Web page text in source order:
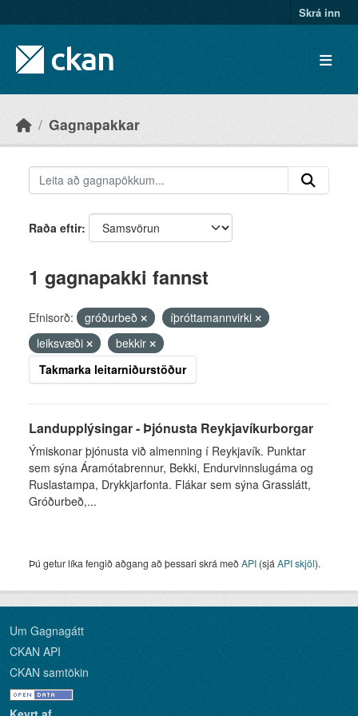
Skrá inn
Gagnapakkar
Raða eftir
1 gagnapakki fannst
Efnisorð: gróðurbeð
íþróttamannvirki
leiksvæði
bekkir
Takmarka leitarniðurstöður
Landupplýsingar - Þjónusta Reykjavíkurborgar
Ýmiskonar þjónusta við almenning í Reykjavík. Punktar
sem sýna Áramótabrennur, Bekki, Endurvinnslugáma og
Ruslastampa, Drykkjarfonta. Flákar sem sýna Grasslátt,
Gróðurbeð,...
Þú getur líka fengið aðgang að þessari skrá meðAPI (sjá API skjöl).
Um Gagnagátt
CKAN API
CKAN samtökin